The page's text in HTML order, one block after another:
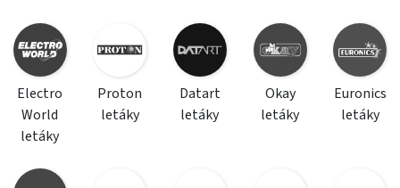
Electro
World
letáky
Proton
letáky
Datart
letáky
Okay
letáky
Euronics
letáky